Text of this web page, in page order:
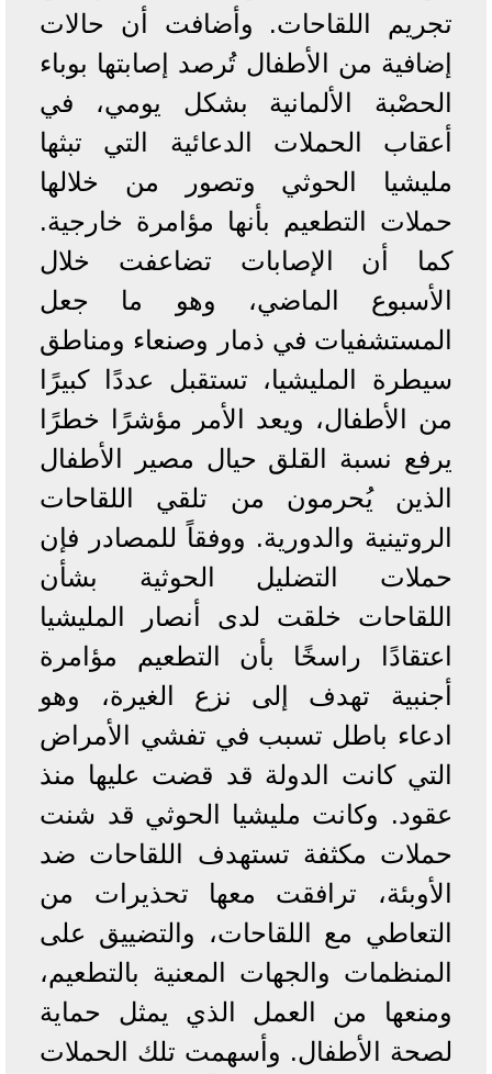
تجريم اللقاحات. وأضافت أن حالات
إضافية من الأطفال تُرصد إصابتها بوباء
الحصْبة الألمانية بشكل يومي، في
أعقاب الحملات الدعائية التي تبثها
مليشيا الحوثي وتصور من خلالها
حملات التطعيم بأنها مؤامرة خارجية.
كما أن الإصابات تضاعفت خلال
الأسبوع الماضي، وهو ما جعل
المستشفيات في ذمار وصنعاء ومناطق
سيطرة المليشيا، تستقبل عددًا كبيرًا
من الأطفال، ويعد الأمر مؤشرًا خطرًا
يرفع نسبة القلق حيال مصير الأطفال
الذين يُحرمون من تلقي اللقاحات
الروتينية والدورية. ووفقاً للمصادر فإن
حملات التضليل الحوثية بشأن
اللقاحات خلقت لدى أنصار المليشيا
اعتقادًا راسخًا بأن التطعيم مؤامرة
أجنبية تهدف إلى نزع الغيرة، وهو
ادعاء باطل تسبب في تفشي الأمراض
التي كانت الدولة قد قضت عليها منذ
عقود. وكانت مليشيا الحوثي قد شنت
حملات مكثفة تستهدف اللقاحات ضد
الأوبئة، ترافقت معها تحذيرات من
التعاطي مع اللقاحات، والتضييق على
المنظمات والجهات المعنية بالتطعيم،
ومنعها من العمل الذي يمثل حماية
لصحة الأطفال. وأسهمت تلك الحملات